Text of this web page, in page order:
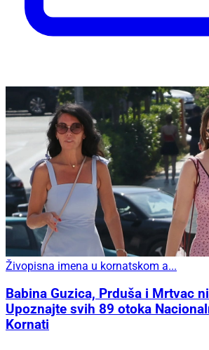
Živopisna imena u kornatskom a...
Babina Guzica, Prduša i Mrtvac
Upoznajte svih 89 otoka
Kornati